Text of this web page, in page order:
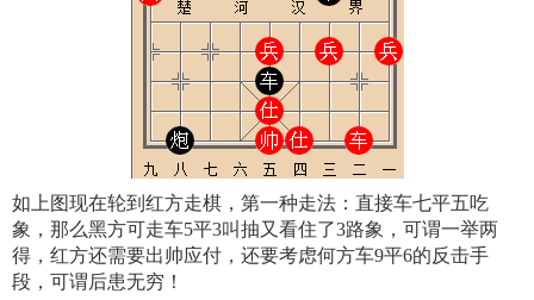
如上图现在轮到红方走棋，第一种走法：直接车七平五吃
象，那么黑方可走车5平3叫抽又看住了3路象，可谓一举两
得，红方还需要出帅应付，还要考虑何方车9平6的反击手
段，可谓后患无穷！